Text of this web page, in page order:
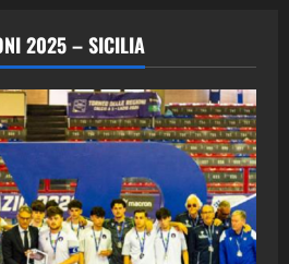
in Podcast: 29^ Puntata
28 Aprile 2026)
04/2026
in Podcast
in Podcast: 28^ Puntata
21 Aprile 2026)
04/2026
2025 – SICILIA